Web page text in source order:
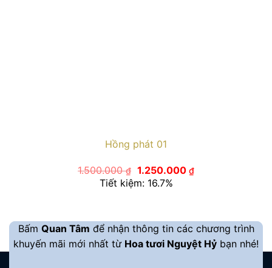
Hồng phát 01
1.500.000₫ Giá
gốc
là:
1.250.000 ₫Giá
hiện
Tiết kiệm: 16.7%
Bấm Quan Tâm để nhận thông tin các chương trình
khuyến mãi mới nhất từ Hoa tươi Nguyệt Hỷ bạn nhé!